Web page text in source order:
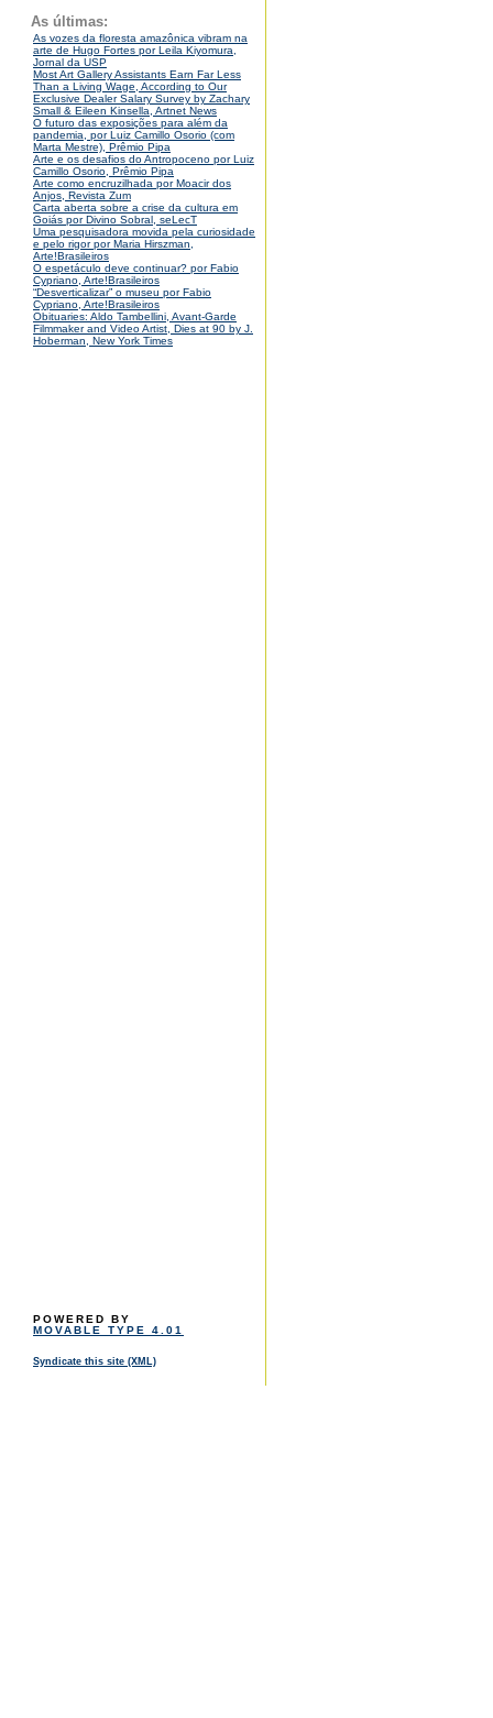
As últimas:
As vozes da floresta amazônica vibram na
arte de Hugo Fortes por Leila Kiyomura,
Jornal da USP
Most Art Gallery Assistants Earn Far Less
Than a Living Wage, According to Our
Exclusive Dealer Salary Survey by Zachary
Small & Eileen Kinsella, Artnet News
O futuro das exposições para além da
pandemia, por Luiz Camillo Osorio (com
Marta Mestre), Prêmio Pipa
Arte e os desafios do Antropoceno por Luiz
Camillo Osorio, Prêmio Pipa
Arte como encruzilhada por Moacir dos
Anjos, Revista Zum
Carta aberta sobre a crise da cultura em
Goiás por Divino Sobral, seLecT
Uma pesquisadora movida pela curiosidade
e pelo rigor por Maria Hirszman,
Arte!Brasileiros
O espetáculo deve continuar? por Fabio
Cypriano, Arte!Brasileiros
“Desverticalizar” o museu por Fabio
Cypriano, Arte!Brasileiros
Obituaries: Aldo Tambellini, Avant-Garde
Filmmaker and Video Artist, Dies at 90 by J.
Hoberman, New York Times
POWERED BY
MOVABLE TYPE 4.01
Syndicate this site (XML)